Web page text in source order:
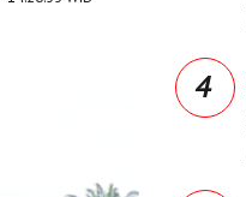
4